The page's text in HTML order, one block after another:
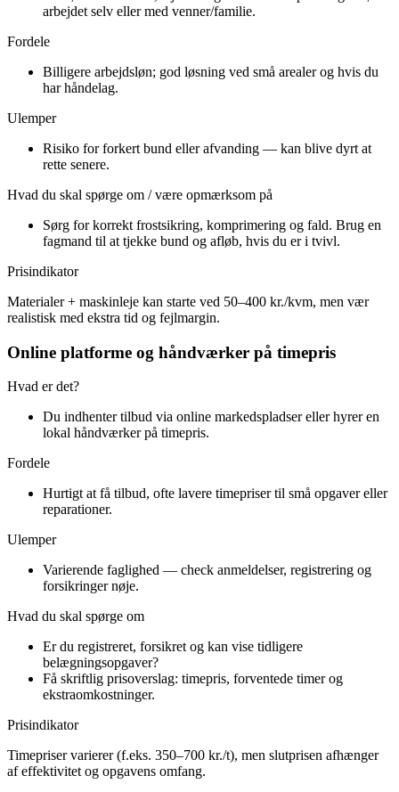
arbejdet selv eller med venner/familie.
Fordele
Billigere arbejdsløn; god løsning ved små arealer og hvis du
har håndelag.
Ulemper
Risiko for forkert bund eller afvanding — kan blive dyrt at
rette senere.
Hvad du skal spørge om / være opmærksom på
Sørg for korrekt frostsikring, komprimering og fald. Brug en
fagmand til at tjekke bund og afløb, hvis du er i tvivl.
Prisindikator
Materialer + maskinleje kan starte ved 50–400 kr./kvm, men vær
realistisk med ekstra tid og fejlmargin.
Online platforme og håndværker på timepris
Hvad er det?
Du indhenter tilbud via online markedspladser eller hyrer en
lokal håndværker på timepris.
Fordele
Hurtigt at få tilbud, ofte lavere timepriser til små opgaver eller
reparationer.
Ulemper
Varierende faglighed — check anmeldelser, registrering og
forsikringer nøje.
Hvad du skal spørge om
Er du registreret, forsikret og kan vise tidligere
belægningsopgaver?
Få skriftlig prisoverslag: timepris, forventede timer og
ekstraomkostninger.
Prisindikator
Timepriser varierer (f.eks. 350–700 kr./t), men slutprisen afhænger
af effektivitet og opgavens omfang.